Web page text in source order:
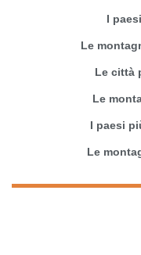
I
Le
Le città
Le
I paesi
Le